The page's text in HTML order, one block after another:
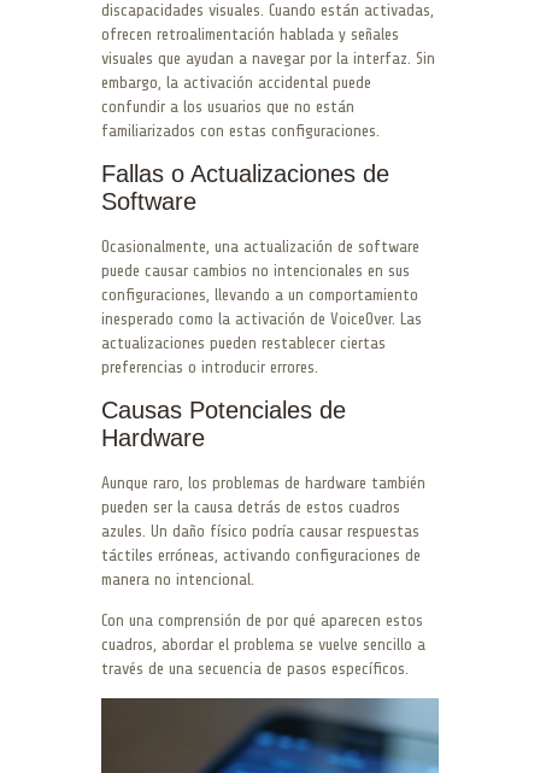
discapacidades visuales. Cuando están activadas,
ofrecen retroalimentación hablada y señales
visuales que ayudan a navegar por la interfaz. Sin
embargo, la activación accidental puede
confundir a los usuarios que no están
familiarizados con estas configuraciones.
Fallas o Actualizaciones de
Software
Ocasionalmente, una actualización de software
puede causar cambios no intencionales en sus
configuraciones, llevando a un comportamiento
inesperado como la activación de VoiceOver. Las
actualizaciones pueden restablecer ciertas
preferencias o introducir errores.
Causas Potenciales de
Hardware
Aunque raro, los problemas de hardware también
pueden ser la causa detrás de estos cuadros
azules. Un daño físico podría causar respuestas
táctiles erróneas, activando configuraciones de
manera no intencional.
Con una comprensión de por qué aparecen estos
cuadros, abordar el problema se vuelve sencillo a
través de una secuencia de pasos específicos.